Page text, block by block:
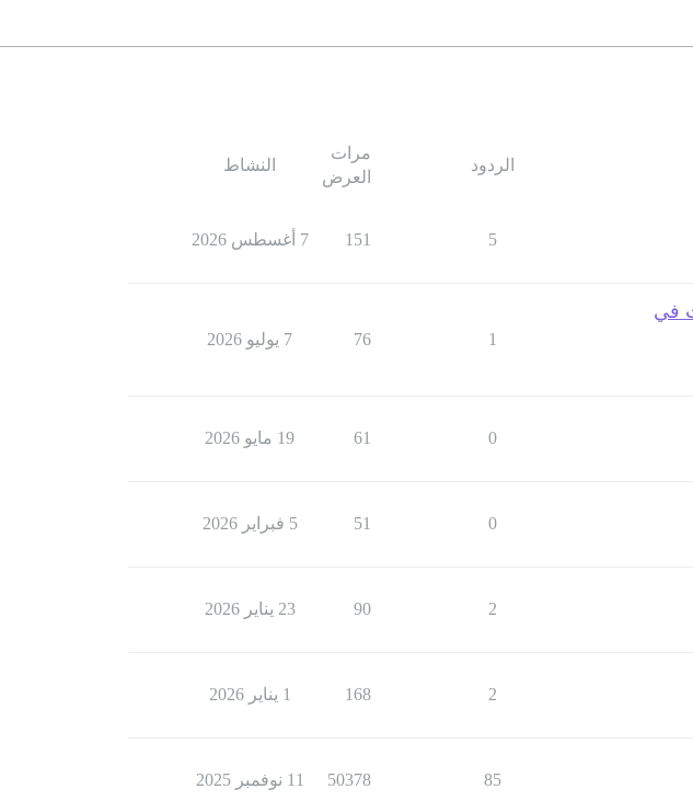
الردود
مرات
العرض
النشاط
5
151 7 أغسطس 2026
في
1
76 7 يوليو 2026
0
61 19 مايو 2026
0
51 5 فبراير 2026
2
90 23 يناير 2026
2
168 1 يناير 2026
85
50378 11 نوفمبر 2025